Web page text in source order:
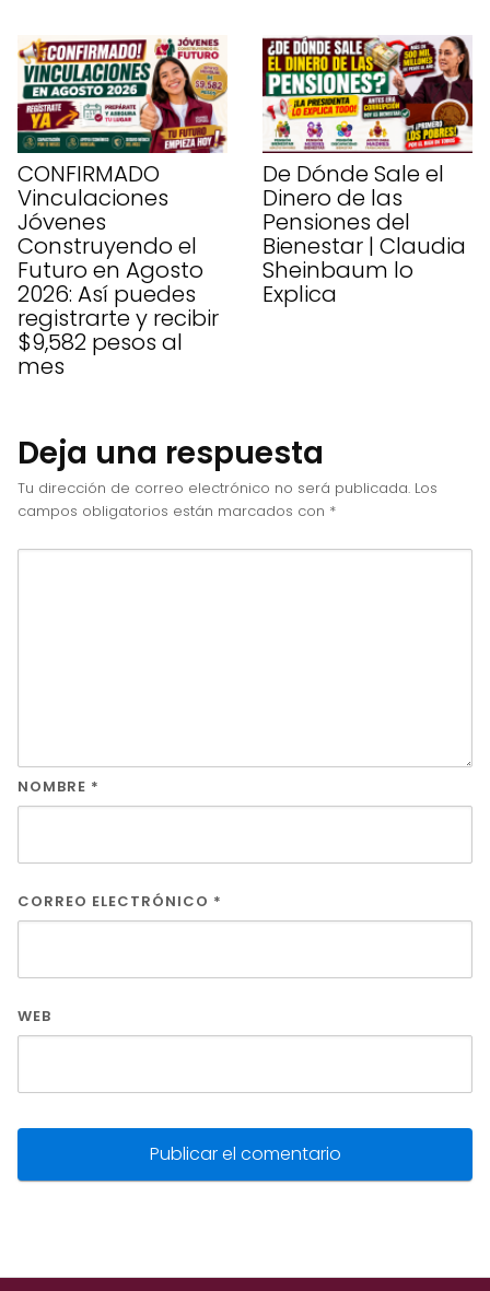
CONFIRMADO
Vinculaciones
Jóvenes
Construyendo el
Futuro en Agosto
2026: Así puedes
registrarte y recibir
$9,582 pesos al
mes
De Dónde Sale el
Dinero de las
Pensiones del
Bienestar | Claudia
Sheinbaum lo
Explica
Deja una respuesta
Tu dirección de correo electrónico no será publicada. Los
campos obligatorios están marcados con *
NOMBRE *
CORREO ELECTRÓNICO *
WEB